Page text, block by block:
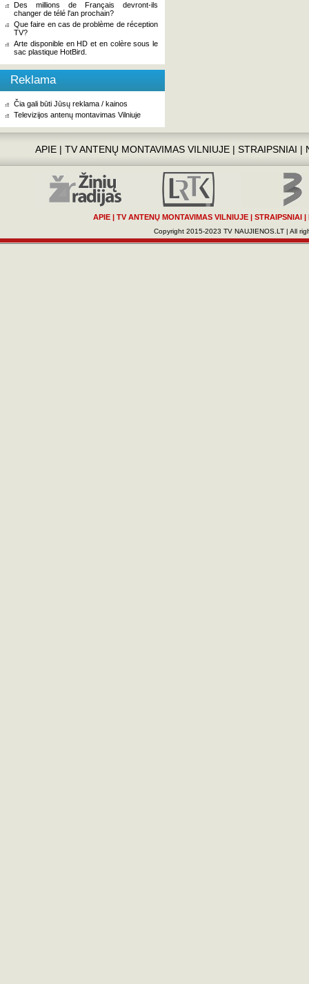
Des millions de Français devront-ils
changer de télé l'an prochain?
Que faire en cas de problème de réception
TV?
Arte disponible en HD et en colère sous le
sac plastique HotBird.
Reklama
Čia gali būti Jūsų reklama / kainos
Televizijos antenų montavimas Vilniuje
APIE| TV ANTENŲ MONTAVIMAS VILNIUJE| STRAIPSNIAI |
APIE | TV ANTENŲ MONTAVIMAS VILNIUJE | STRAIPSNIAI |
Copyright 2015-2023 TV NAUJIENOS.LT | All